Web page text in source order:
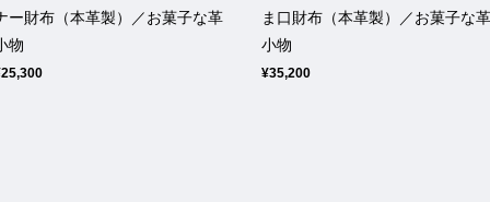
ー財布（本革製）／お菓子な革
物
ま口財布（本革製）／お菓子な革
小物
¥35,200